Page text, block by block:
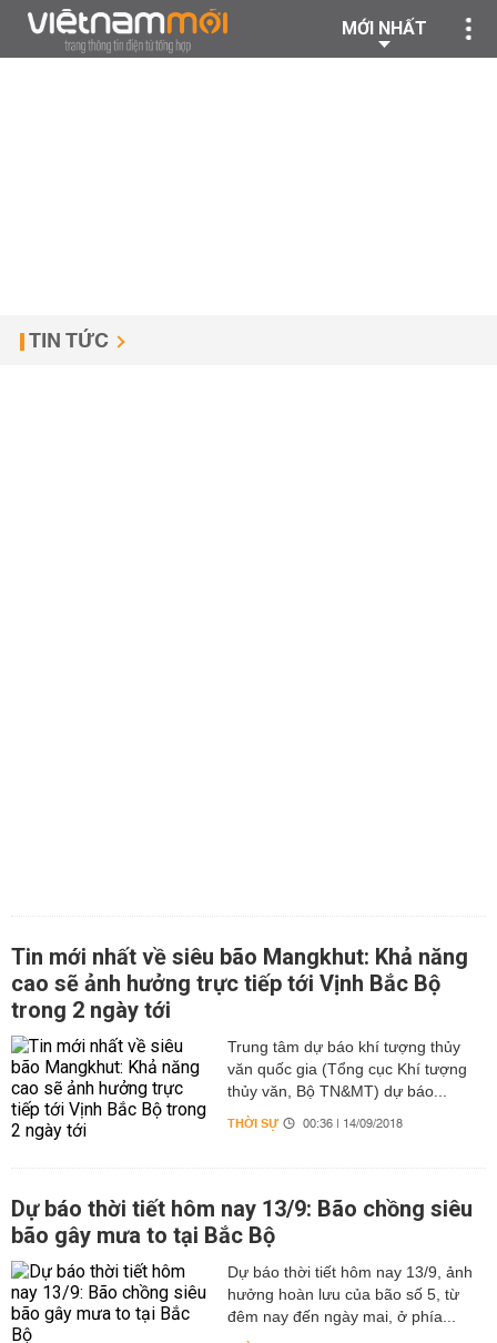
MỚI NHẤT
TIN TỨC
Tin mới nhất về siêu bão Mangkhut: Khả năng
cao sẽ ảnh hưởng trực tiếp tới Vịnh Bắc Bộ
trong 2 ngày tới
Trung tâm dự báo khí tượng thủy
văn quốc gia (Tổng cục Khí tượng
thủy văn, Bộ TN&MT) dự báo...
THỜI SỰ 00:36 | 14/09/2018
Dự báo thời tiết hôm nay 13/9: Bão chồng siêu
bão gây mưa to tại Bắc Bộ
Dự báo thời tiết hôm nay 13/9, ảnh
hưởng hoàn lưu của bão số 5, từ
đêm nay đến ngày mai, ở phía...